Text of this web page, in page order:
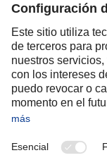
Romania
Slovakia
Spain
Sweden
Switzerland(DE FR)
Turkey
OCEANIA